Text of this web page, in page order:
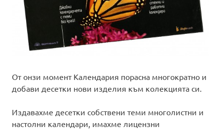
От онзи момент Календария порасна многократно и
добави десетки нови изделия към колекцията си.
Издавахме десетки собствени теми многолистни и
настолни календари, имахме лицензни